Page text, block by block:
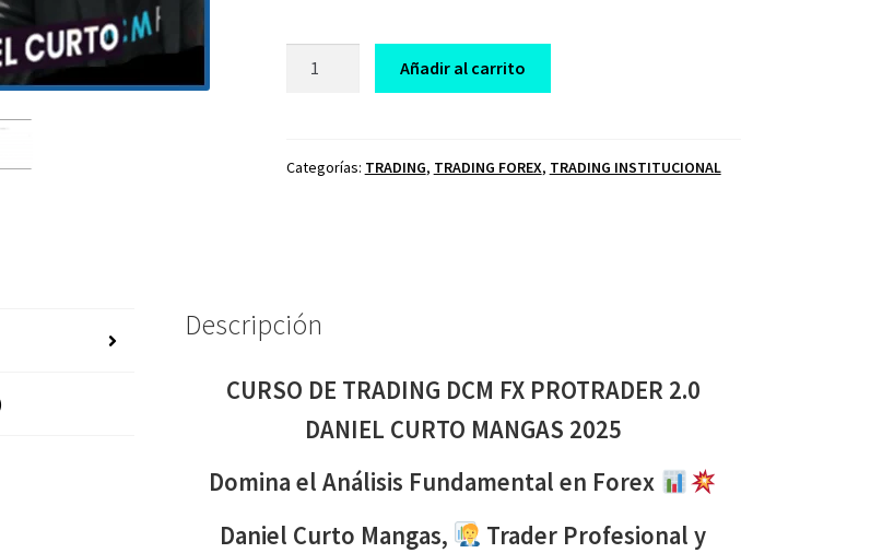
FX
2025
Añadir al carrito
Categorías: TRADING, TRADING FOREX, TRADING INSTITUCIONAL
Descripción
CURSO DE TRADING DCM FX PROTRADER 2.0
DANIEL CURTO MANGAS 2025
Domina el Análisis Fundamental en Forex
Daniel Curto Mangas,
Trader Profesional y